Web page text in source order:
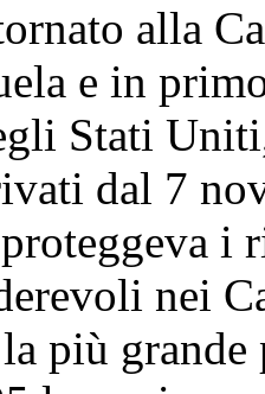
alla
e in
Stati
dal 7
i
nei
più